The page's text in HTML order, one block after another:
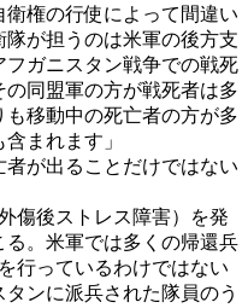
衛権の行使によって間違い
が担うのは米軍の後方支
ガニスタン戦争での戦死
同盟軍の方が戦死者は多
移動中の死亡者の方が多
まれます」
が出ることだけではない
傷後ストレス障害）を発
。米軍では多くの帰還兵
行っているわけではない
ンに派兵された隊員のう